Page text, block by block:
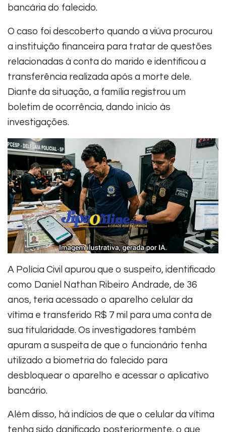
bancária do falecido.
O caso foi descoberto quando a viúva procurou
a instituição financeira para tratar de questões
relacionadas à conta do marido e identificou a
transferência realizada após a morte dele.
Diante da situação, a família registrou um
boletim de ocorrência, dando início às
investigações.
A Polícia Civil apurou que o suspeito, identificado
como Daniel Nathan Ribeiro Andrade, de 36
anos, teria acessado o aparelho celular da
vítima e transferido R$ 7 mil para uma conta de
sua titularidade. Os investigadores também
apuram a suspeita de que o funcionário tenha
utilizado a biometria do falecido para
desbloquear o aparelho e acessar o aplicativo
bancário.
Além disso, há indícios de que o celular da vítima
tenha sido danificado posteriormente, o que